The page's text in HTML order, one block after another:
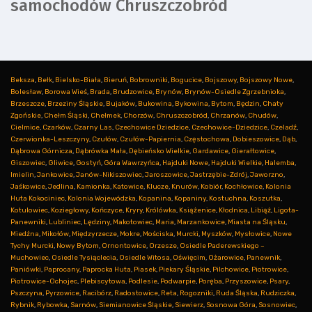
samochodów Chruszczobród
Beksza, Bełk, Bielsko-Biała, Bieruń, Bobrowniki, Bogucice, Bojszowy, Bojszowy Nowe,
Bolesław, Borowa Wieś, Brada, Brudzowice, Brynów, Brynów-Osiedle Zgrzebnioka,
Brzeszcze, Brzeziny Śląskie, Bujaków, Bukowina, Bykowina, Bytom, Będzin, Chaty
Zgońskie, Chełm Śląski, Chełmek, Chorzów, Chruszczobród, Chrzanów, Chudów,
Cielmice, Czarków, Czarny Las, Czechowice Dziedzice, Czechowice-Dziedzice, Czeladź,
Czerwionka-Leszczyny, Czułów, Czułów-Papiernia, Częstochowa, Dobieszowice, Dąb,
Dąbrowa Górnicza, Dąbrówka Mała, Dębieńsko Wielkie, Gardawice, Gierałtowice,
Giszowiec, Gliwice, Gostyń, Góra Wawrzyńca, Hajduki Nowe, Hajduki Wielkie, Halemba,
Imielin,Jankowice,Janów-Nikiszowiec,Jaroszowice,Jastrzębie-Zdrój,Jaworzno,
Jaśkowice,Jedlina, Kamionka, Katowice, Klucze, Knurów, Kobiór, Kochłowice, Kolonia
Huta Kokociniec, Kolonia Wojewódzka, Kopanina, Kopaniny, Kostuchna, Koszutka,
Kotulowiec, Koziegłowy, Kończyce, Kryry, Królówka, Książenice, Kłodnica, Libiąż, Ligota-
Panewniki, Lubliniec, Lędziny, Makotowiec, Maria, Marzankowice, Miasta na Śląsku,
Miedźna, Mikołów, Międzyrzecze, Mokre, Mościska, Murcki, Myszków, Mysłowice, Nowe
Tychy Murcki, Nowy Bytom, Ornontowice, Orzesze, Osiedle Paderewskiego –
Muchowiec, Osiedle Tysiąclecia, Osiedle Witosa, Oświęcim, Ożarowice, Panewnik,
Paniówki, Paprocany, Paprocka Huta, Piasek, Piekary Śląskie, Pilchowice, Piotrowice,
Piotrowice-Ochojec, Plebiscytowa, Podlesie, Podwarpie, Poręba, Przyszowice, Psary,
Pszczyna, Pyrzowice, Racibórz, Radostowice, Reta, Rogozniki, Ruda Śląska, Rudziczka,
Rybnik, Rybowka, Sarnów, Siemianowice Śląskie, Siewierz, Sosnowa Góra, Sosnowiec,